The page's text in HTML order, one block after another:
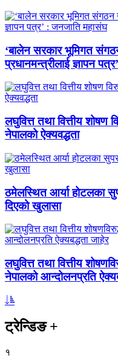
‘बालेन सरकार भूमिगत
प्रधानमन्त्रीलाई ज्ञापन
लघुवित्त तथा वित्तीय
नेपालको ऐक्यवद्धता
ठमेलस्थित आर्या होटलका
दिएको खुलासा
लघुवित्त तथा वित्तीय
नेपालको आन्दोलनप्रति
ट्रेन्डिङ+
१